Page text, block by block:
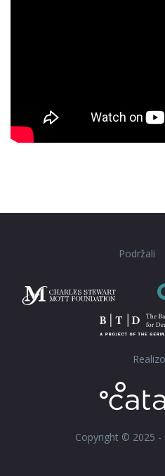
Podržali
Copyright © 2025 -